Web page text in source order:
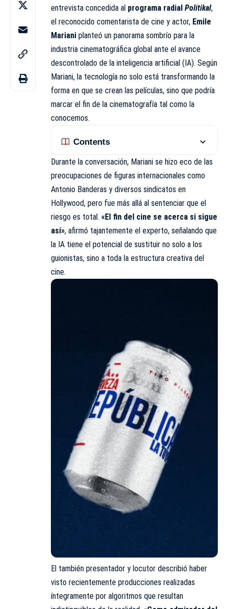
entrevista concedida al programa radial Politikal,
el reconocido comentarista de cine y actor, Emile
Mariani planteó un panorama sombrío para la
industria cinematográfica global ante el avance
descontrolado de la inteligencia artificial (IA). Según
Mariani, la tecnología no solo está transformando la
forma en que se crean las películas, sino que podría
marcar el fin de la cinematografía tal como la
conocemos.
Contents
Durante la conversación, Mariani se hizo eco de las
preocupaciones de figuras internacionales como
Antonio Banderas y diversos sindicatos en
Hollywood, pero fue más allá al sentenciar que el
riesgo es total. «El fin del cine se acerca si sigue
así», afirmó tajantemente el experto, señalando que
la IA tiene el potencial de sustituir no solo a los
guionistas, sino a toda la estructura creativa del
cine.
El también presentador y locutor describió haber
visto recientemente producciones realizadas
íntegramente por algoritmos que resultan